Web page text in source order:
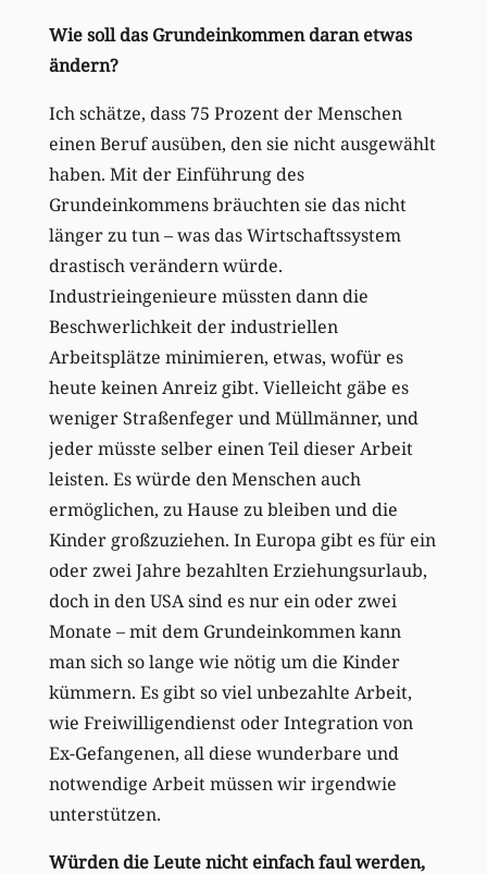
Wie soll das Grundeinkommen daran etwas
ändern?
Ich schätze, dass 75 Prozent der Menschen
einen Beruf ausüben, den sie nicht ausgewählt
haben. Mit der Einführung des
Grundeinkommens bräuchten sie das nicht
länger zu tun – was das Wirtschaftssystem
drastisch verändern würde.
Industrieingenieure müssten dann die
Beschwerlichkeit der industriellen
Arbeitsplätze minimieren, etwas, wofür es
heute keinen Anreiz gibt. Vielleicht gäbe es
weniger Straßenfeger und Müllmänner, und
jeder müsste selber einen Teil dieser Arbeit
leisten. Es würde den Menschen auch
ermöglichen, zu Hause zu bleiben und die
Kinder großzuziehen. In Europa gibt es für ein
oder zwei Jahre bezahlten Erziehungsurlaub,
doch in den USA sind es nur ein oder zwei
Monate – mit dem Grundeinkommen kann
man sich so lange wie nötig um die Kinder
kümmern. Es gibt so viel unbezahlte Arbeit,
wie Freiwilligendienst oder Integration von
Ex-Gefangenen, all diese wunderbare und
notwendige Arbeit müssen wir irgendwie
unterstützen.
Würden die Leute nicht einfach faul werden,